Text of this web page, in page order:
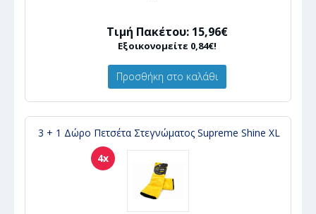
Τιμή Πακέτου: 15,96€
Εξοικονομείτε 0,84€!
Προσθήκη στο καλάθι
3 + 1 Δώρο Πετσέτα Στεγνώματος Supreme Shine XL
4x